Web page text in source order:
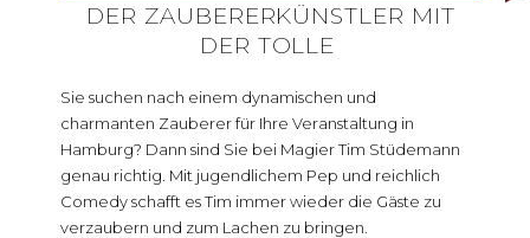
DER ZAUBERERKÜNSTLER MIT
DER TOLLE
Sie suchen nach einem dynamischen und
charmanten Zauberer für Ihre Veranstaltung in
Hamburg? Dann sind Sie bei Magier Tim Stüdemann
genau richtig. Mit jugendlichem Pep und reichlich
Comedy schafft es Tim immer wieder die Gäste zu
verzaubern und zum Lachen zu bringen.